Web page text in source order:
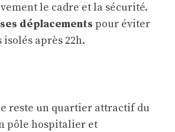
le cadre et la sécurité.
déplacements pour éviter
après 22h.
reste un quartier attractif du
pôle hospitalier et